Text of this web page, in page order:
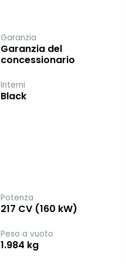
Garanzia
Garanzia del
concessionario
Interni
Black
Potenza
217 CV (160 kW)
Peso a vuoto
1.984 kg